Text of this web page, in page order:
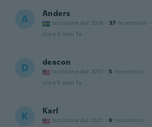
A Anders
Iscrizione dal 2016 · 37 recensioni ·
circa 4 anni fa
D deacon
Iscrizione dal 2017 · 5 recensioni
circa 5 anni fa
K Karl
Iscrizione dal 2021 · 6 recensioni